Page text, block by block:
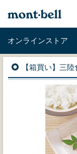
オンラインストア
【箱買い】三